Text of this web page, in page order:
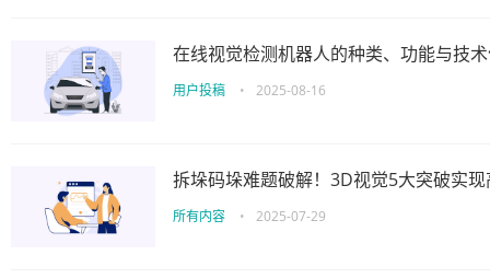
在线视觉检测机器人的种类、功能与技
用户投稿 • 2025-08-16
拆垛码垛难题破解！3D视觉5大突破实
所有内容 • 2025-07-29